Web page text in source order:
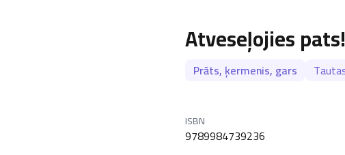
Atveseļojies
Prāts, ķermenis, gars
ISBN
9789984739236